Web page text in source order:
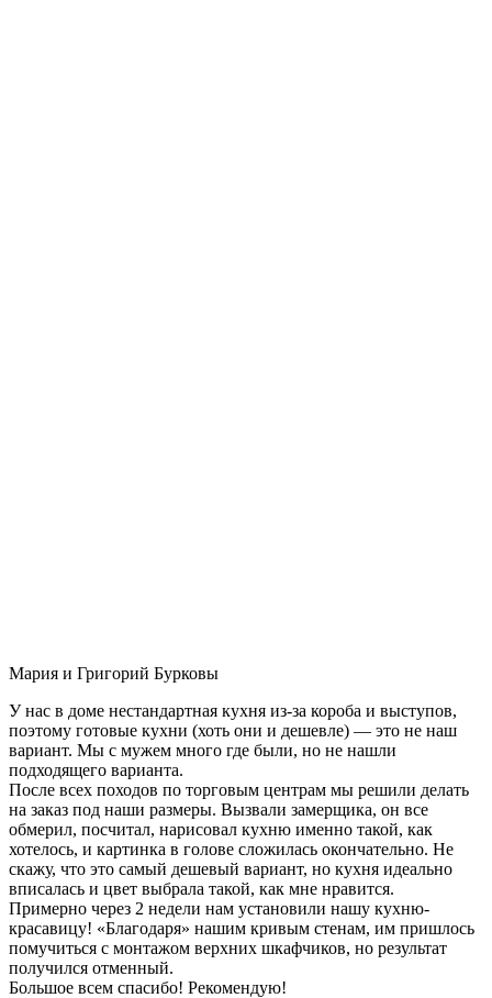
Мария и Григорий Бурковы
У нас в доме нестандартная кухня из-за короба и выступов,
поэтому готовые кухни (хоть они и дешевле) — это не наш
вариант. Мы с мужем много где были, но не нашли
подходящего варианта.
После всех походов по торговым центрам мы решили делать
на заказ под наши размеры. Вызвали замерщика, он все
обмерил, посчитал, нарисовал кухню именно такой, как
хотелось, и картинка в голове сложилась окончательно. Не
скажу, что это самый дешевый вариант, но кухня идеально
вписалась и цвет выбрала такой, как мне нравится.
Примерно через 2 недели нам установили нашу кухню-
красавицу! «Благодаря» нашим кривым стенам, им пришлось
помучиться с монтажом верхних шкафчиков, но результат
получился отменный.
Большое всем спасибо! Рекомендую!